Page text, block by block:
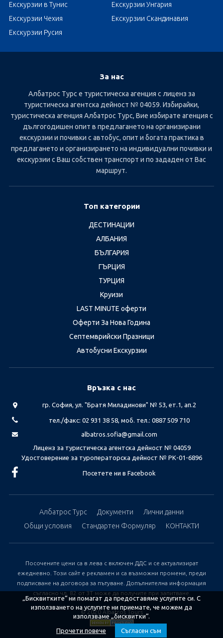
Екскурзии в Тунис
Екскурзии Унгария
Екскурзии Чехия
Екскурзии Скандинавия
Екскурзии Русия
За нас
Албатрос Турс е туристическа агенция с лиценз за
туристическа агентска дейност № 04059. Избирайки,
туристическа агенция Албатрос Турс, Вие избирате агенция с
дългогодишен опит в предлагането на организирани
екскурзии и почивки с автобус, опит и богата практика в
предлагането и организирането на индивидуални почивки и
екскурзии с Ваш собствен транспорт и по зададен от Вас
маршрут.
Топ категории
ДЕСТИНАЦИИ
АЛБАНИЯ
БЪЛГАРИЯ
ГЪРЦИЯ
ТУРЦИЯ
Круизи
LAST MINUTE оферти
Оферти За Нова Година
Септемврийски Празници
Автобусни Екскурзии
Връзка с нас
гр. София, ул. "Братя Миладинови" № 53, ет.1, ап.2
тел./факс: 02 931 38 58, моб. тел.: 0887 509 710
albatros.sofia@gmail.com
Лиценз за туристическа агентска дейност № 04059
Удостоверение за туроператорска дейност № РК-01-6896
Посетете ни в Facebook
Албатрос Турс Документи
Лични данни
Общи условия
Стандартен Формуляр КОНТАКТИ
Посочените цени са в лева с включен ДДС и се актуализират
ежедневно. Този сайт е рекламен и са възможни промени, преди
подписване на договора за пътуване. Допълнителна информация
съгласно чл. 82 от ЗТ може да получите при запитване.
© 2020 Albatros Tours
„Бисквитките“ ни помагат да предоставяме услугите си. С
използването на услугите ни приемате, че можем да
използваме „бисквитки“.
Прочети повече Съгласен съм